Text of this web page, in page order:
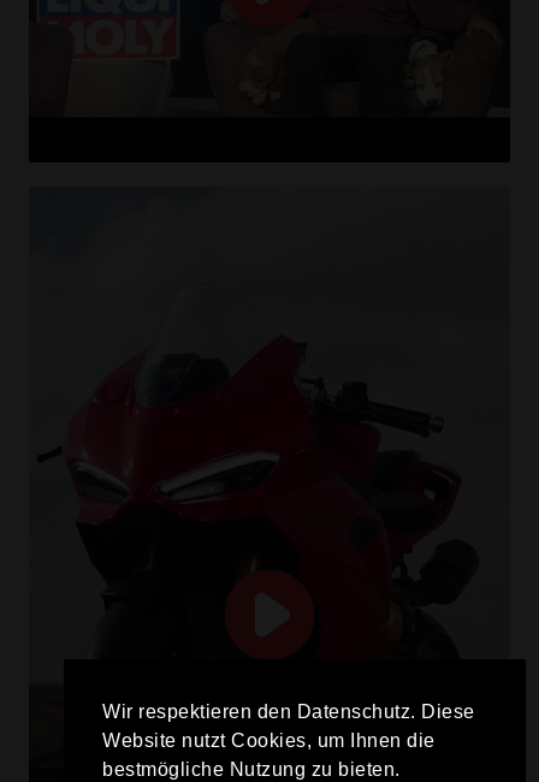
Wir respektieren den Datenschutz. Diese
Website nutzt Cookies, um Ihnen die
bestmögliche Nutzung zu bieten.